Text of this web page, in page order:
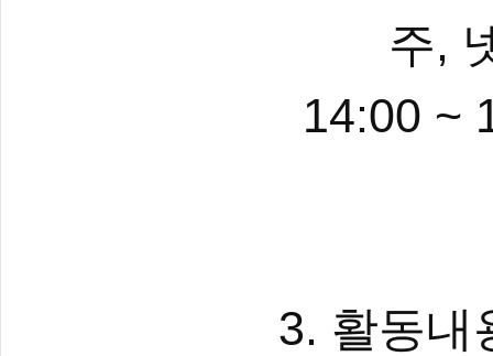
주,
14:00 ~
3. 활동